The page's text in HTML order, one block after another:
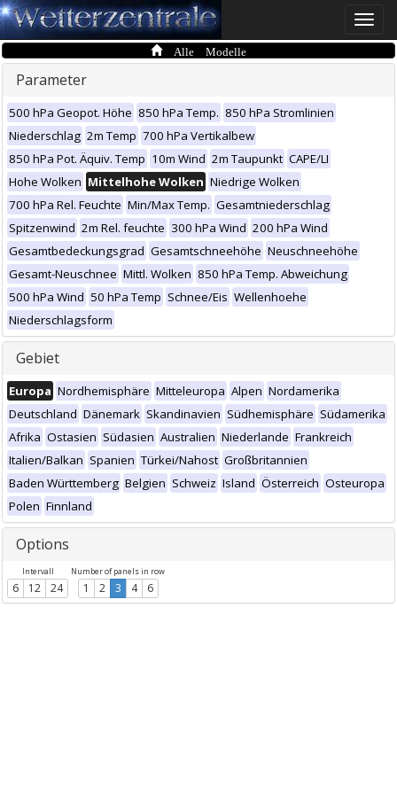
Toggle
Alle Modelle
Parameter
500 hPa Geopot. Höhe 850 hPa Temp. 850 hPa Stromlinien
Niederschlag 2m Temp 700 hPa Vertikalbew
850 hPa Pot. Äquiv. Temp 10m Wind 2m Taupunkt CAPE/LI
Hohe Wolken Mittelhohe Wolken Niedrige Wolken
700 hPa Rel. Feuchte Min/Max Temp. Gesamtniederschlag
Spitzenwind 2m Rel. feuchte 300 hPa Wind 200 hPa Wind
Gesamtbedeckungsgrad Gesamtschneehöhe Neuschneehöhe
Gesamt-Neuschnee Mittl. Wolken 850 hPa Temp. Abweichung
500 hPa Wind 50 hPa Temp Schnee/Eis Wellenhoehe
Niederschlagsform
Gebiet
Europa Nordhemisphäre Mitteleuropa Alpen Nordamerika
Deutschland Dänemark Skandinavien Südhemisphäre Südamerika
Afrika Ostasien Südasien Australien Niederlande Frankreich
Italien/Balkan Spanien Türkei/Nahost Großbritannien
Baden Württemberg Belgien Schweiz Island Österreich Osteuropa
Polen Finnland
Options
Intervall
6 12 24
Number of panels in row
1 2 3 4 6